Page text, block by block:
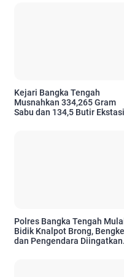
Kejari Bangka Tengah
Musnahkan 334,265 Gram
Sabu dan 134,5 Butir Ekstasi
Polres Bangka Tengah
Bidik Knalpot Brong, Bengkel
dan Pengendara Diingatkan